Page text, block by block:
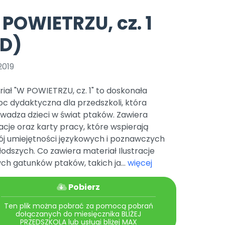
Archiwalne numery
Pomoc
Promocje
czerwca 2024 r. uzyskała
r. Nr decyzji:
Online.
Bliżej Pieska
Pomoc zwierzętom
Książka (dla) Przedszkolaka
TikTok
Zobacz nas na TikToku
YouTube
cz. 1
"W POWIETRZU, cz. 1" to doskonała
dydaktyczna dla przedszkoli, która
dzieci w świat ptaków. Zawiera
oraz karty pracy, które wspierają
umiejętności językowych i poznawczych
Co zawiera materiał Ilustracje
gatunków ptaków, takich ja... więcej
Pobierz
Ten plik można pobrać za pomocą pobrań
dołączanych do miesięcznika BLIŻEJ
PRZEDSZKOLA lub usługi bliżej MAX